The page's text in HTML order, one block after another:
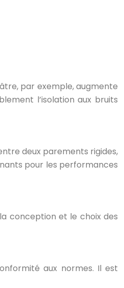
par exemple, augmente
l’isolation aux bruits
deux parements rigides,
pour les performances
conception et le choix des
aux normes. Il est